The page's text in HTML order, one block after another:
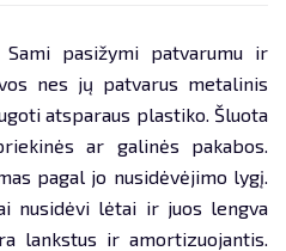
TURTO NUOMA
pasižymi patvarumu ir
nes jų patvarus metalinis
atsparaus plastiko. Šluota
ar galinės pakabos.
pagal jo nusidėvėjimo lygį.
nusidėvi lėtai ir juos lengva
lankstus ir amortizuojantis.